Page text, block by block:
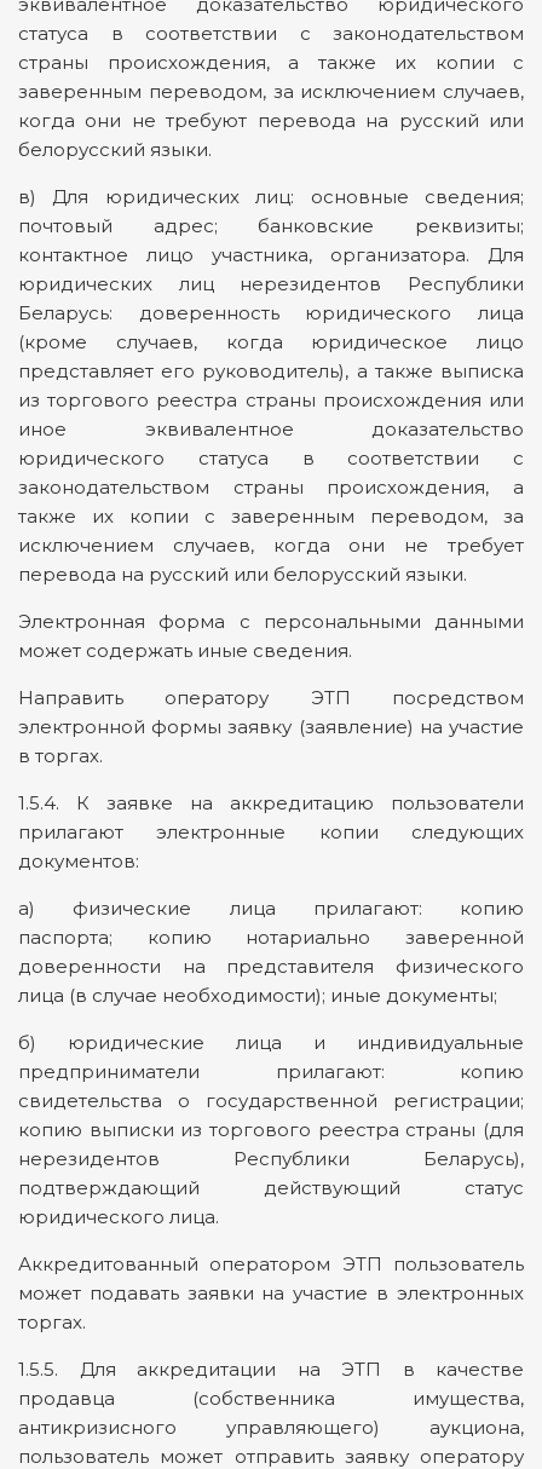
статуса в соответствии с законодательством
страны происхождения, а также их копии с
заверенным переводом, за исключением случаев,
когда они не требуют перевода на русский или
белорусский языки.
в) Для юридических лиц: основные сведения;
почтовый адрес; банковские реквизиты;
контактное лицо участника, организатора. Для
юридических лиц нерезидентов Республики
Беларусь: доверенность юридического лица
(кроме случаев, когда юридическое лицо
представляет его руководитель), а также выписка
из торгового реестра страны происхождения или
иное эквивалентное доказательство
юридического статуса в соответствии с
законодательством страны происхождения, а
также их копии с заверенным переводом, за
исключением случаев, когда они не требует
перевода на русский или белорусский языки.
Электронная форма с персональными данными
может содержать иные сведения.
Направить оператору ЭТП посредством
электронной формы заявку (заявление) на участие
в торгах.
1.5.4. К заявке на аккредитацию пользователи
прилагают электронные копии следующих
документов:
а) физические лица прилагают: копию
паспорта; копию нотариально заверенной
доверенности на представителя физического
лица (в случае необходимости); иные документы;
б) юридические лица и индивидуальные
предприниматели прилагают: копию
свидетельства о государственной регистрации;
копию выписки из торгового реестра страны (для
нерезидентов Республики Беларусь),
подтверждающий действующий статус
юридического лица.
Аккредитованный оператором ЭТП пользователь
может подавать заявки на участие в электронных
торгах.
1.5.5. Для аккредитации на ЭТП в качестве
продавца (собственника имущества,
антикризисного управляющего) аукциона,
пользователь может отправить заявку оператору